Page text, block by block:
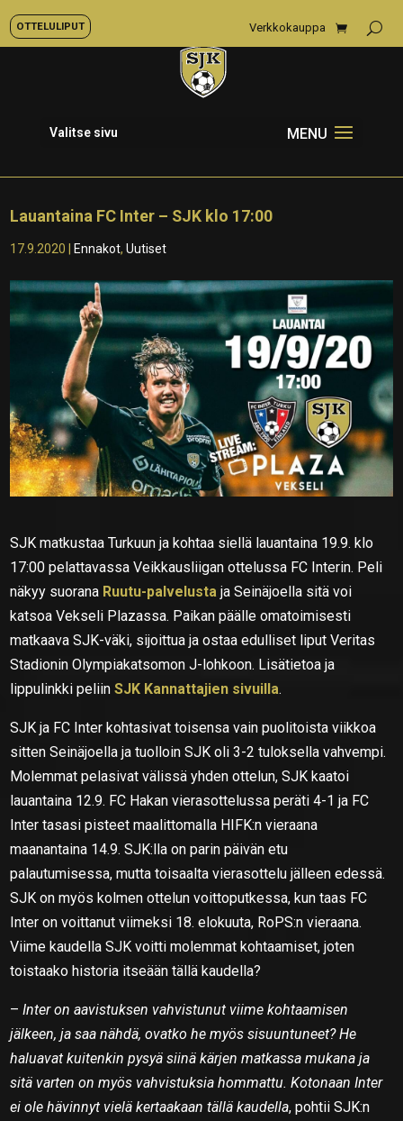
OTTELULIPUT Verkkokauppa
Valitse sivu
Lauantaina FC Inter – SJK klo 17:00
17.9.2020 Ennakot,Uutiset
SJK matkustaa Turkuun ja kohtaa siellä lauantaina 19.9. klo
17:00 pelattavassa Veikkausliigan ottelussa FC Interin. Peli
näkyy suorana Ruutu-palvelusta ja Seinäjoella sitä voi
katsoa Vekseli Plazassa. Paikan päälle omatoimisesti
matkaava SJK-väki, sijoittua ja ostaa edulliset liput Veritas
Stadionin Olympiakatsomon J-lohkoon. Lisätietoa ja
lippulinkki peliinSJK Kannattajien sivuilla.
SJK ja FC Inter kohtasivat toisensa vain puolitoista viikkoa
sitten Seinäjoella ja tuolloin SJK oli 3-2 tuloksella vahvempi.
Molemmat pelasivat välissä yhden ottelun, SJK kaatoi
lauantaina 12.9. FC Hakan vierasottelussa peräti 4-1 ja FC
Inter tasasi pisteet maalittomalla HIFK:n vieraana
maanantaina 14.9. SJK:lla on parin päivän etu
palautumisessa, mutta toisaalta vierasottelu jälleen edessä.
SJK on myös kolmen ottelun voittoputkessa, kun taas FC
Inter on voittanut viimeksi 18. elokuuta, RoPS:n vieraana.
Viime kaudella SJK voitti molemmat kohtaamiset, joten
toistaako historia itseään tällä kaudella?
–Inter on aavistuksen vahvistunut viime kohtaamisen
jälkeen, ja saa nähdä, ovatko he myös sisuuntuneet? He
haluavat kuitenkin pysyä siinä kärjen matkassa mukana ja
sitä varten on myös vahvistuksia hommattu. Kotonaan Inter
ei ole hävinnyt vielä kertaakaan tällä kaudella, pohtii SJK:n